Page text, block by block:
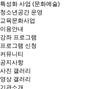
특성화 사업 (문화예술)
청소년공간 운영
교육문화사업
이용안내
강좌 프로그램
프로그램 신청
커뮤니티
공지사항
사진 갤러리
영상 갤러리
기관소개